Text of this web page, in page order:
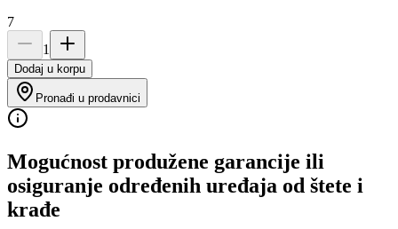
7
1
Dodaj u korpu
Pronađi u prodavnici
Mogućnost produžene garancije ili
osiguranje određenih uređaja od štete i
krađe